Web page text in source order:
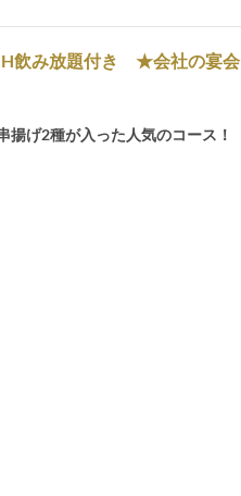
H飲み放題付き ★会社の宴会
げ2種が入った人気のコース！